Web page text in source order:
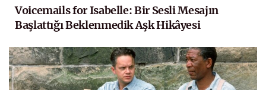
Voicemails for Isabelle: Bir Sesli Mesajın
Başlattığı Beklenmedik Aşk Hikâyesi